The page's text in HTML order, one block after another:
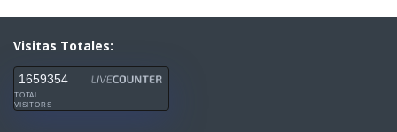
Visitas Totales:
1659354
TOTAL
VISITORS